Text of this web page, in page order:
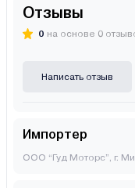
Отзывы
0 на основе 0
Написать отзыв
Импортер
ООО “Гуд Моторс”, г.